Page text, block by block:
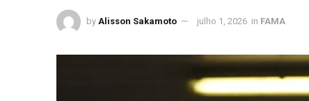
by Alisson Sakamoto julho 1, 2026 in FAMA